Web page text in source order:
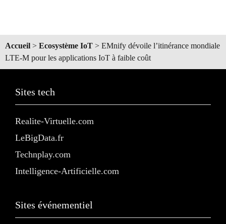
Accueil > Ecosystème IoT > EMnify dévoile l’itinérance mondiale
LTE-M pour les applications IoT à faible coût
Sites tech
Realite-Virtuelle.com
LeBigData.fr
Technplay.com
Intelligence-Artificielle.com
Sites événementiel